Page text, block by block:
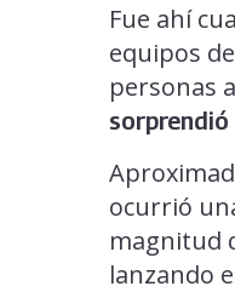
Fue ahí
equipos
personas
ocurrió
magnitud
lanzando